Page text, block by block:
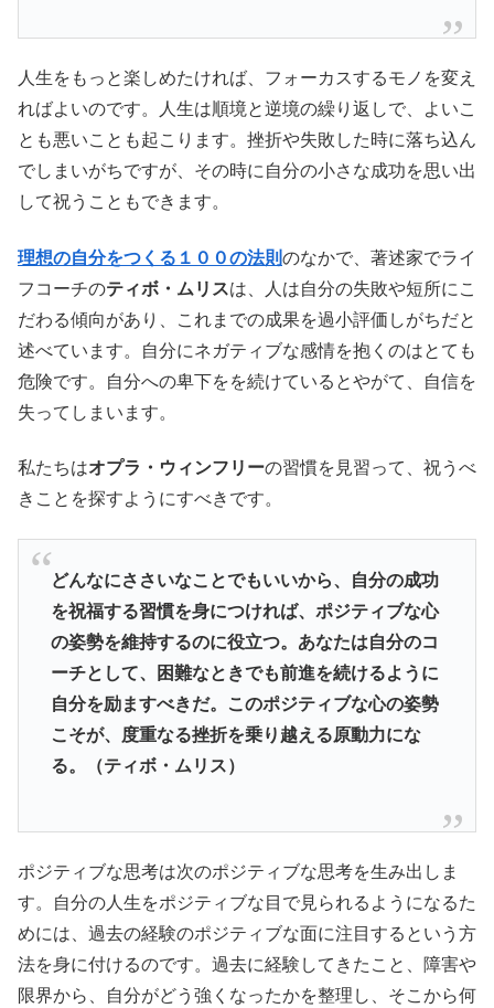
人生をもっと楽しめたければ、フォーカスするモノを変え
ればよいのです。人生は順境と逆境の繰り返しで、よいこ
とも悪いことも起こります。挫折や失敗した時に落ち込ん
でしまいがちですが、その時に自分の小さな成功を思い出
して祝うこともできます。
理想の自分をつくる１００の法則のなかで、著述家でライ
フコーチのティボ・ムリスは、人は自分の失敗や短所にこ
だわる傾向があり、これまでの成果を過小評価しがちだと
述べています。自分にネガティブな感情を抱くのはとても
危険です。自分への卑下をを続けているとやがて、自信を
失ってしまいます。
私たちはオプラ・ウィンフリーの習慣を見習って、祝うべ
きことを探すようにすべきです。
どんなにささいなことでもいいから、自分の成功
を祝福する習慣を身につければ、ポジティブな心
の姿勢を維持するのに役立つ。あなたは自分のコ
ーチとして、困難なときでも前進を続けるように
自分を励ますべきだ。このポジティブな心の姿勢
こそが、度重なる挫折を乗り越える原動力にな
る。（ティボ・ムリス）
ポジティブな思考は次のポジティブな思考を生み出しま
す。自分の人生をポジティブな目で見られるようになるた
めには、過去の経験のポジティブな面に注目するという方
法を身に付けるのです。過去に経験してきたこと、障害や
限界から、自分がどう強くなったかを整理し、そこから何